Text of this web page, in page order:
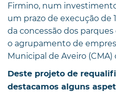
Firmino, num
um prazo de execução de
da concessão dos
o agrupamento de
Municipal de Aveiro (CMA)
Deste projeto de
destacamos alguns